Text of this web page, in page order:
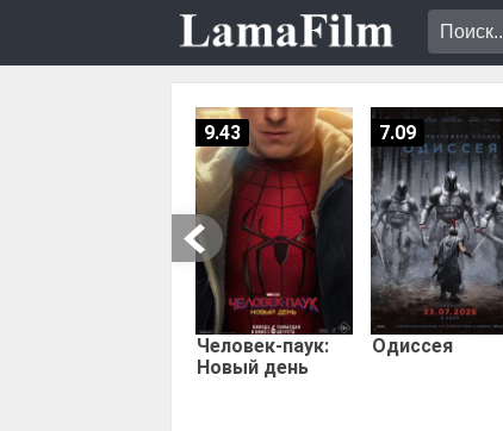
Человек-паук:
Новый день
9.43
Одиссея
7.09